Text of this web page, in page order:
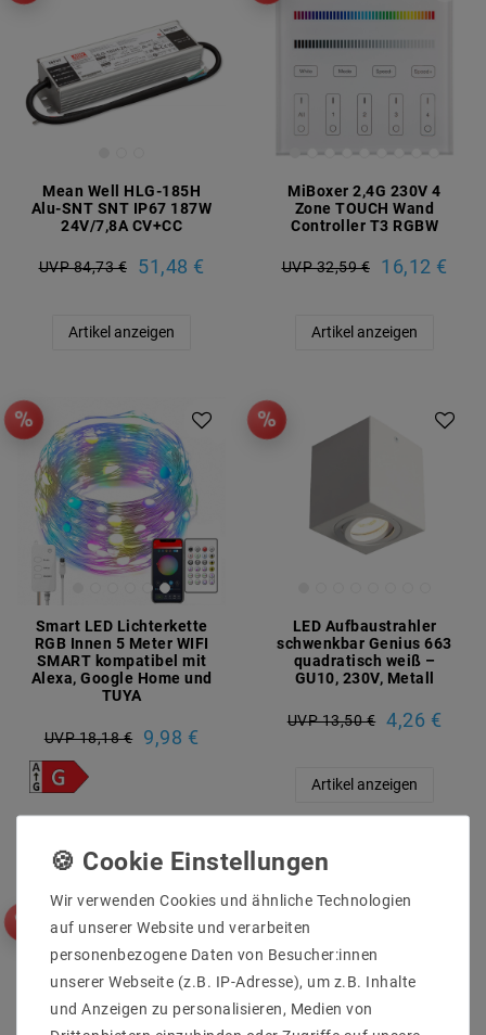
Mean Well HLG-185H
Alu-SNT SNT IP67 187W
24V/7,8A CV+CC
UVP 84,73 € 51,48 €
Artikel anzeigen
MiBoxer 2,4G 230V 4
Zone TOUCH Wand
Controller T3 RGBW
UVP 32,59 € 16,12 €
Artikel anzeigen
Smart LED Lichterkette
RGB Innen 5 Meter WIFI
SMART kompatibel mit
Alexa, Google Home und
TUYA
UVP 18,18 € 9,98 €
LED Aufbaustrahler
schwenkbar Genius 663
quadratisch weiß –
GU10, 230V, Metall
UVP 13,50 € 4,26 €
Artikel anzeigen
Wir verwenden Cookies und ähnliche Technologien
auf unserer Website und verarbeiten
personenbezogene Daten von Besucher:innen
unserer Webseite (z.B. IP-Adresse), um z.B. Inhalte
und Anzeigen zu personalisieren, Medien von